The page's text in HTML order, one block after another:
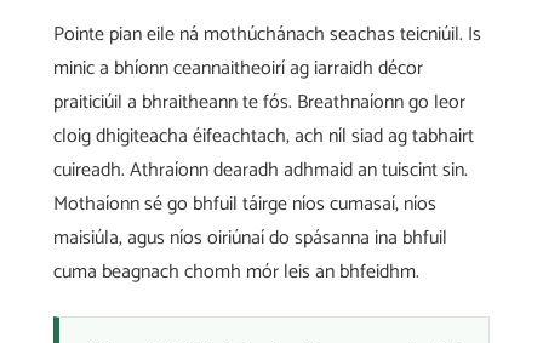
Pointe pian eile ná mothúchánach seachas teicniúil. Is
minic a bhíonn ceannaitheoirí ag iarraidh décor
praiticiúil a bhraitheann te fós. Breathnaíonn go leor
cloig dhigiteacha éifeachtach, ach níl siad ag tabhairt
cuireadh. Athraíonn dearadh adhmaid an tuiscint sin.
Mothaíonn sé go bhfuil táirge níos cumasaí, níos
maisiúla, agus níos oiriúnaí do spásanna ina bhfuil
cuma beagnach chomh mór leis an bhfeidhm.